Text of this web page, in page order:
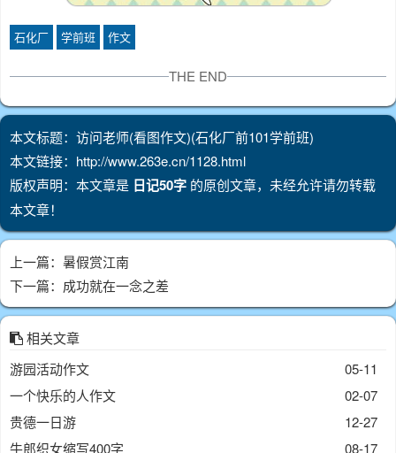
石化厂 学前班 作文
THE END
本文标题：访问老师(看图作文)(石化厂前101学前班)
本文链接：http://www.263e.cn/1128.html
版权声明：本文章是 日记50字 的原创文章，未经允许请勿转载
本文章！
上一篇： 暑假赏江南
下一篇： 成功就在一念之差
相关文章
05-11
游园活动作文
02-07
一个快乐的人作文
12-27
贵德一日游
08-17
牛郎织女缩写400字